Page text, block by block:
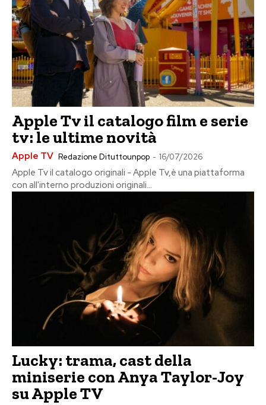
Apple Tv il catalogo film e serie
tv: le ultime novità
Apple TV Redazione Dituttounpop - 16/07/2026
Apple Tv il catalogo originali - Apple Tv,è una piattaforma
con all'interno produzioni originali...
Lucky: trama, cast della
miniserie con Anya Taylor-Joy
su Apple TV